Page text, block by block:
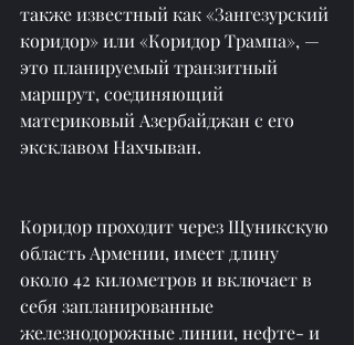
также известный как «Зангезурский
коридор» или «Коридор Трампа», —
это планируемый транзитный
маршрут, соединяющий
материковый Азербайджан с его
эксклавом Нахчыван.
Коридор проходит через Щуникскую
область Армении, имеет длину
около 42 километров и включает в
себя запланированные
железнодорожные линии, нефте- и